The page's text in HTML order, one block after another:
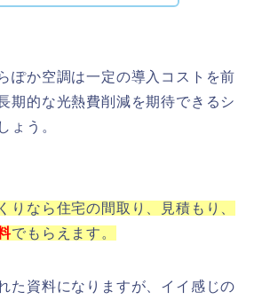
ぽか空調は一定の導入コストを前
期的な光熱費削減を期待できるシ
ょう。
りなら住宅の間取り、見積もり、
でもらえます。
た資料になりますが、イイ感じの